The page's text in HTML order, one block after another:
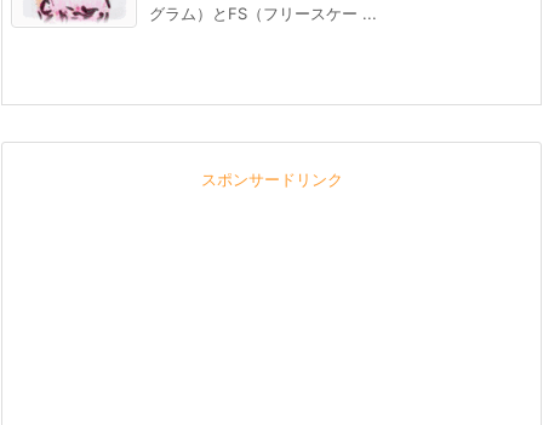
グラム）とFS（フリースケー ...
スポンサードリンク